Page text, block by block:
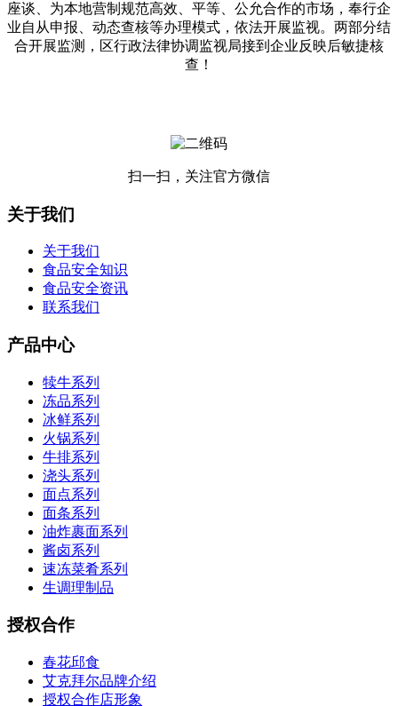
座谈、为本地营制规范高效、平等、公允合作的市场，奉行企
业自从申报、动态查核等办理模式，依法开展监视。两部分结
合开展监测，区行政法律协调监视局接到企业反映后敏捷核
查！
扫一扫，关注官方微信
关于我们
关于我们
食品安全知识
食品安全资讯
联系我们
产品中心
犊牛系列
冻品系列
冰鲜系列
火锅系列
牛排系列
浇头系列
面点系列
面条系列
油炸裹面系列
酱卤系列
速冻菜肴系列
生调理制品
授权合作
春花邱食
艾克拜尔品牌介绍
授权合作店形象